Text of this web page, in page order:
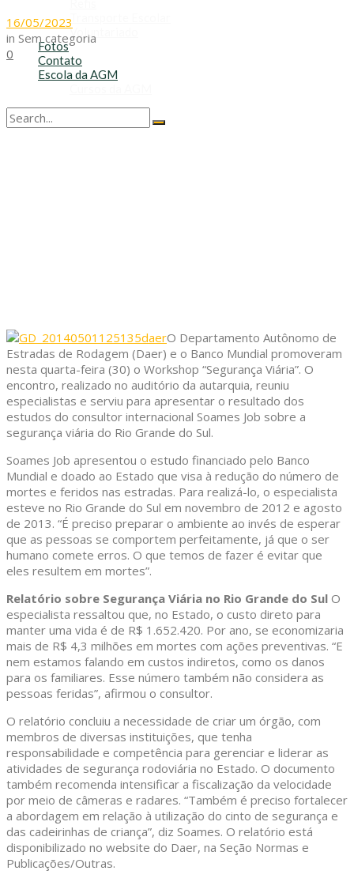
Transporte Escolar
Voluntariado
Fotos
Contato
Escola da AGM
16/05/2023
in Sem categoria
0
O Departamento Autônomo de
Estradas de Rodagem (Daer) e o Banco Mundial promoveram
nesta quarta-feira (30) o Workshop “Segurança Viária”. O
encontro, realizado no auditório da autarquia, reuniu
especialistas e serviu para apresentar o resultado dos
estudos do consultor internacional Soames Job sobre a
segurança viária do Rio Grande do Sul.
Soames Job apresentou o estudo financiado pelo Banco
Mundial e doado ao Estado que visa à redução do número de
mortes e feridos nas estradas. Para realizá-lo, o especialista
esteve no Rio Grande do Sul em novembro de 2012 e agosto
de 2013. “É preciso preparar o ambiente ao invés de esperar
que as pessoas se comportem perfeitamente, já que o ser
humano comete erros. O que temos de fazer é evitar que
eles resultem em mortes”.
Relatório sobre Segurança Viária no Rio Grande do Sul O
especialista ressaltou que, no Estado, o custo direto para
manter uma vida é de R$ 1.652.420. Por ano, se economizaria
mais de R$ 4,3 milhões em mortes com ações preventivas. “E
nem estamos falando em custos indiretos, como os danos
para os familiares. Esse número também não considera as
pessoas feridas”, afirmou o consultor.
O relatório concluiu a necessidade de criar um órgão, com
membros de diversas instituições, que tenha
responsabilidade e competência para gerenciar e liderar as
atividades de segurança rodoviária no Estado. O documento
também recomenda intensificar a fiscalização da velocidade
por meio de câmeras e radares. “Também é preciso fortalecer
a abordagem em relação à utilização do cinto de segurança e
das cadeirinhas de criança”, diz Soames. O relatório está
disponibilizado no website do Daer, na Seção Normas e
Publicações/Outras.